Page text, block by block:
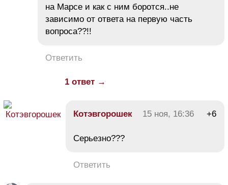
на Марсе и как с ним боротся..не
зависимо от ответа на первую часть
вопроса??!!
Ответить
1 ответ →
Котэвгорошек 15 ноя, 16:36 +6
Серьезно???
Ответить